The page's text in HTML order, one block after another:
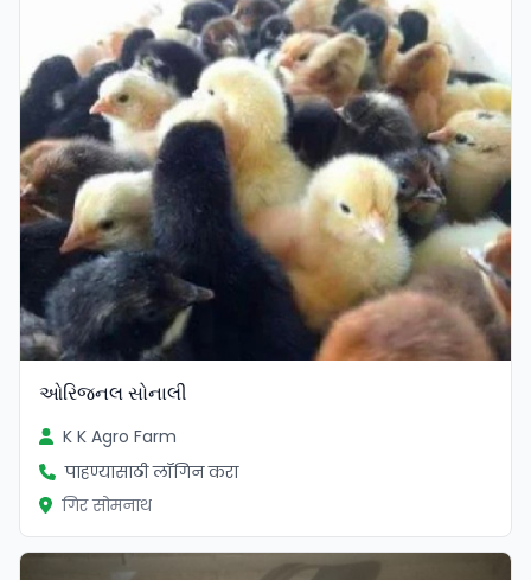
ઓરિજનલ સોનાલી
K K Agro Farm
पाहण्यासाठी लॉगिन करा
गिर सोमनाथ